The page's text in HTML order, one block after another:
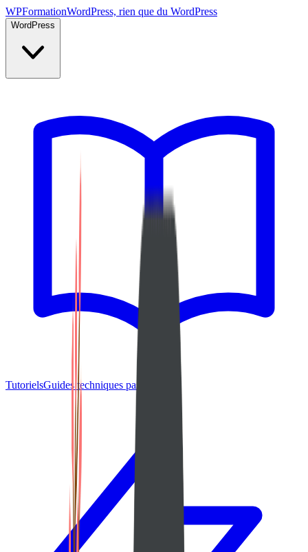
WPFormationWordPress, rien que du WordPress
WordPress
TutorielsGuides techniques pas-à-pas